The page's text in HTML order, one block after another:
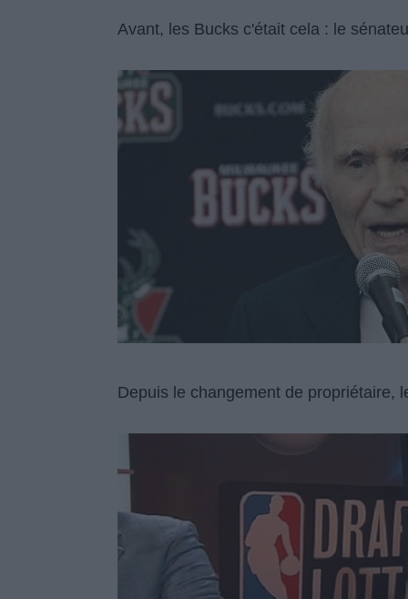
Avant, les Bucks c'était cela : le
Depuis le changement de propriétaire,